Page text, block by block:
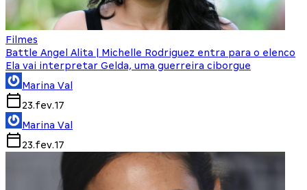
Filmes
Battle Angel Alita | Michelle Rodriguez entra para o elenco
Ela vai interpretar Gelda, uma guerreira ciborgue
Marina Val
23.fev.17
Marina Val
23.fev.17